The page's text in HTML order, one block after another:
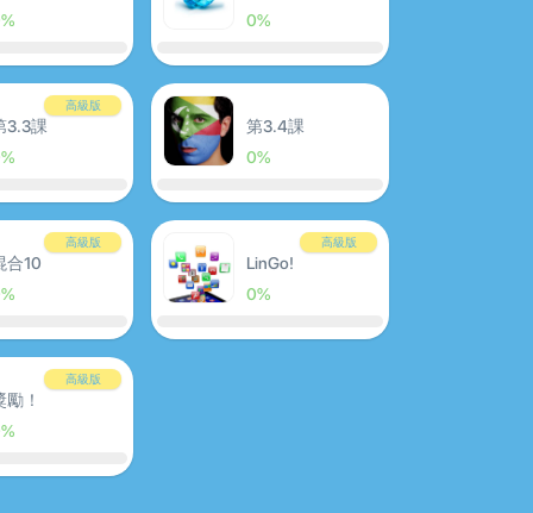
0%
高級版
3.3課
第3.4課
0%
高級版
合10
高級版
LinGo!
0%
高級版
勵！